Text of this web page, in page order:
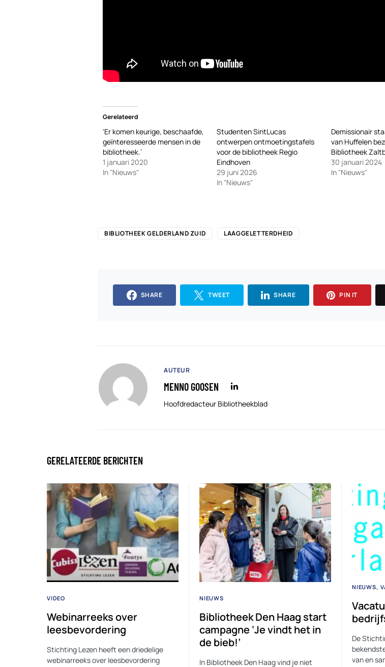
Gerelateerd
‘Er komen keurige, beschaafde,
geïnteresseerde mensen in de
bibliotheek.’
1 januari 2020
In "Nieuws"
Studenten SintLucas
ontwerpen ontmoetingstafels
voor de bibliotheek Regio
Eindhoven
29 juni 2026
In "Nieuws"
Demissionair
van Huffelen
Bibliotheek
30 januari 2024
In "Nieuws"
BIBLIOTHEEK GELDERLAND ZUID LAAGGELETTERDHEID
SHARE TWEET SHARE PIN IT
AUTEUR
MENNO GOOSEN
Hoofdredacteur Bibliotheekblad
GERELATEERDE BERICHTEN
VIDEO
Webinarreeks over
leesbevordering
Stichting Lezen heeft een driedelige
webinarreeks over leesbevordering
NIEUWS
Bibliotheek Den Haag start
campagne ‘Je vindt het in
de bieb!’
In Bibliotheek Den Haag vind je niet
NIEUWS
De
van en